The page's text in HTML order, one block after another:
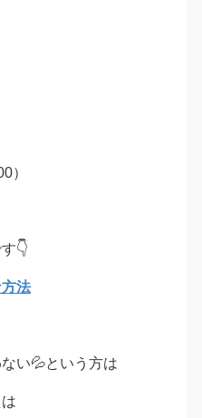
）
👇
法
い💦という方は